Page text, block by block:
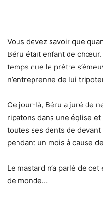
Vous devez savoir que
Béru était enfant de chœur.
temps que le prêtre
n’entreprenne de lui
Ce jour-là, Béru a juré de
ripatons dans une église
toutes ses dents de
pendant un mois à cause
Le mastard n’a parlé de
de monde…